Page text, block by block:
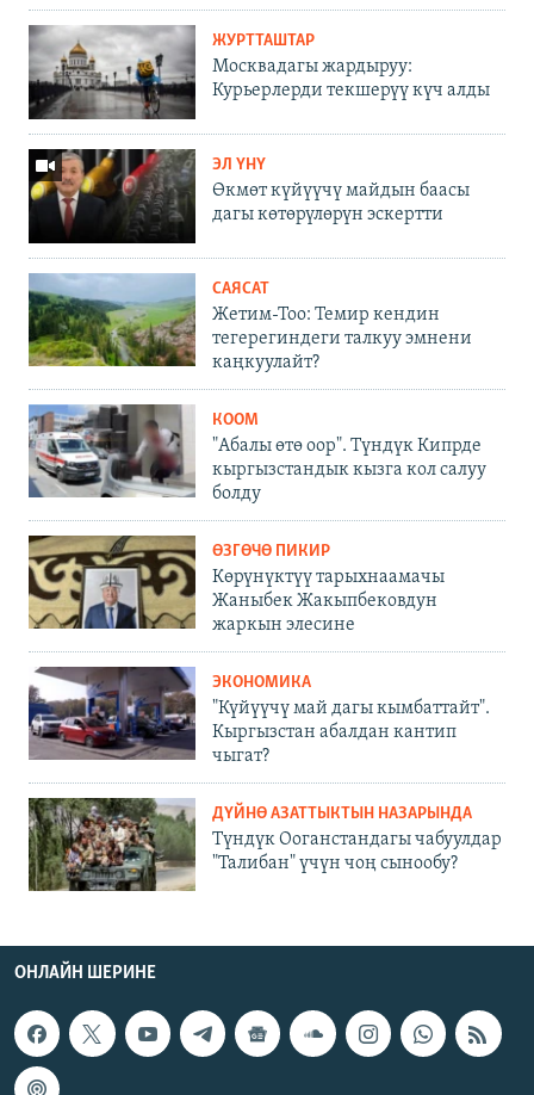
ЖУРТТАШТАР
Москвадагы жардыруу:
Курьерлерди текшерүү күч алды
ЭЛ ҮНҮ
Өкмөт күйүүчү майдын баасы
дагы көтөрүлөрүн эскертти
САЯСАТ
Жетим-Тоо: Темир кендин
тегерегиндеги талкуу эмнени
каңкуулайт?
КООМ
"Абалы өтө оор". Түндүк Кипрде
кыргызстандык кызга кол салуу
болду
ӨЗГӨЧӨ ПИКИР
Көрүнүктүү тарыхнаамачы
Жаныбек Жакыпбековдун
жаркын элесине
ЭКОНОМИКА
"Күйүүчү май дагы кымбаттайт".
Кыргызстан абалдан кантип
чыгат?
ДҮЙНӨ АЗАТТЫКТЫН НАЗАРЫНДА
Түндүк Ооганстандагы чабуулдар
"Талибан" үчүн чоң сынообу?
ОНЛАЙН ШЕРИНЕ